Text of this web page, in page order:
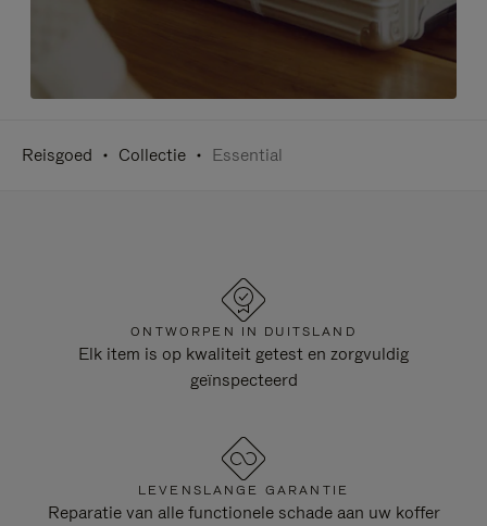
Reisgoed Collectie Essential
ONTWORPEN IN DUITSLAND
Elk item is op kwaliteit getest en zorgvuldig
geïnspecteerd
LEVENSLANGE GARANTIE
Reparatie van alle functionele schade aan uw koffer